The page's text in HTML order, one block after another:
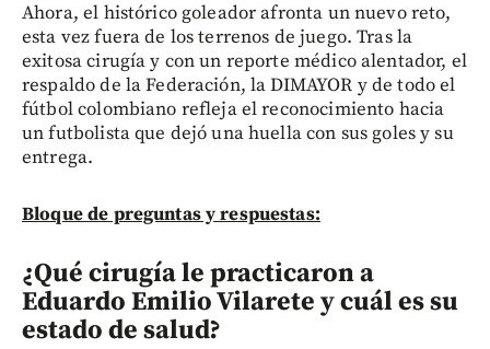
Ahora, el histórico goleador afronta un nuevo reto,
esta vez fuera de los terrenos de juego. Tras la
exitosa cirugía y con un reporte médico alentador, el
respaldo de la Federación, la DIMAYOR y de todo el
fútbol colombiano refleja el reconocimiento hacia
un futbolista que dejó una huella con sus goles y su
entrega.
Bloque de preguntas y respuestas:
¿Qué cirugía le practicaron a
Eduardo Emilio Vilarete y cuál es su
estado de salud?